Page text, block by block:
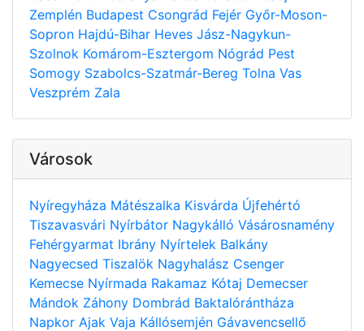
Zemplén Budapest Csongrád Fejér Győr-Moson-
Sopron Hajdú-Bihar Heves Jász-Nagykun-
Szolnok Komárom-Esztergom Nógrád Pest
Somogy Szabolcs-Szatmár-Bereg Tolna Vas
Veszprém Zala
Városok
Nyíregyháza Mátészalka Kisvárda Újfehértó
Tiszavasvári Nyírbátor Nagykálló Vásárosnamény
Fehérgyarmat Ibrány Nyírtelek Balkány
Nagyecsed Tiszalök Nagyhalász Csenger
Kemecse Nyírmada Rakamaz Kótaj Demecser
Mándok Záhony Dombrád Baktalórántháza
Napkor Ajak Vaja Kállósemjén Gávavencsellő